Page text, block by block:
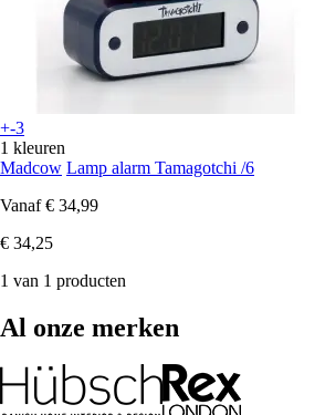
+-3
1 kleuren
Madcow Lamp alarm Tamagotchi /6
Vanaf € 34,99
€ 34,25
1 van 1 producten
Al onze merken